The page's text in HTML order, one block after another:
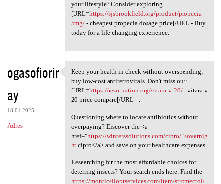
your lifestyle? Consider exploring
[URL=https://sjsbrookfield.org/product/propecia-
5mg/- cheapest propecia dosage price[/URL - Buy
today for a life-changing experience.
ogasofiorir
ay
18.01.2025
Adres
Keep your health in check
Keep your health in check without overspending;
buy low-cost antiretrovirals. Don't miss out:
[URL=https://reso-nation.org/vitara-v-20/- vitara v
20 price compare[/URL - .
Questioning where to locate antibiotics without
overpaying? Discover the <a
href="https://winterssolutions.com/cipro/">overnig
htcipro</a> and save on your healthcare expenses.
Researching for the most affordable choices for
deterring insects? Your search ends here. Find the
https://monticelloptservices.com/item/stromectol/